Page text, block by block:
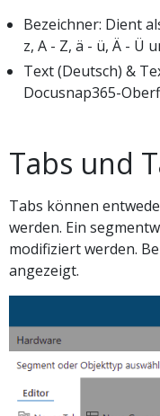
Bezeichner: Dient
z, A - Z, ä - ü, Ä - Ü
Text (Deutsch) &
Docusnap365-
Tabs und
Tabs können
werden. Ein
modifiziert werden.
angezeigt.